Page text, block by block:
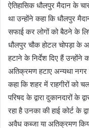
ऐतिहासिक धौलपुर मैदान के
था उन्होंने कहा कि धौलपुर
सफाई कर लोगों को बैठने के
धौलपुर चौक होटल चोपड़ा के
हटाने के निर्देश दिए हैं उन्होंने
अतिक्रमण हटाए अन्यथा नगर
कहा कि शहर में राहगीरों को
परिषद के द्वारा दुकानदारों के
रहा है उनका की हाई कोर्ट के
अवैध कब्जा या अतिक्रमण